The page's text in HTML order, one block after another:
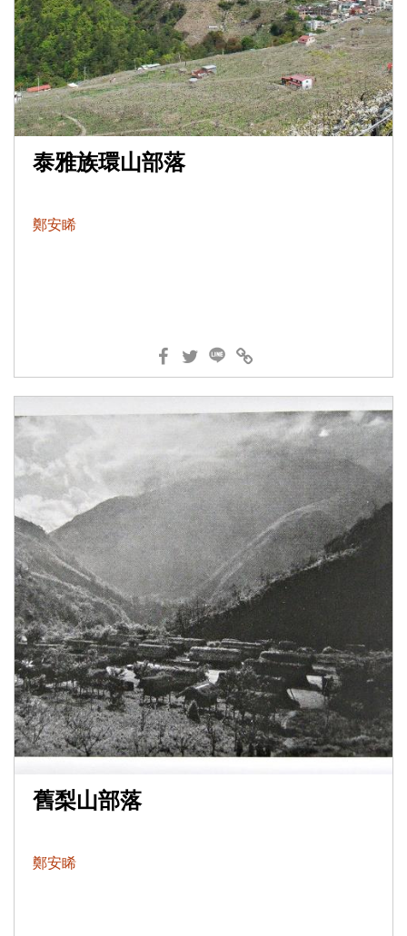
泰雅族環山部落
鄭安睎
舊梨山部落
鄭安睎